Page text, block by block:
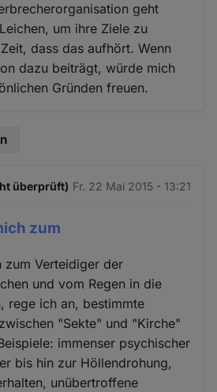
geht
um ihre Ziele zu
dass das aufhört. Wenn
dazu beiträgt, würde mich
Gründen freuen.
überprüft) Fr. 22 Mai 2015 - 13:21
zum
zum Verteidiger der
und vom Regen in die
rege ich an, bestimmte
"Sekte" und "Kirche"
immenser psychischer
bis hin zur Höllendrohung,
unübertroffene